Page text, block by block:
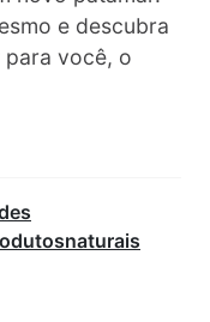
e descubra
para você, o